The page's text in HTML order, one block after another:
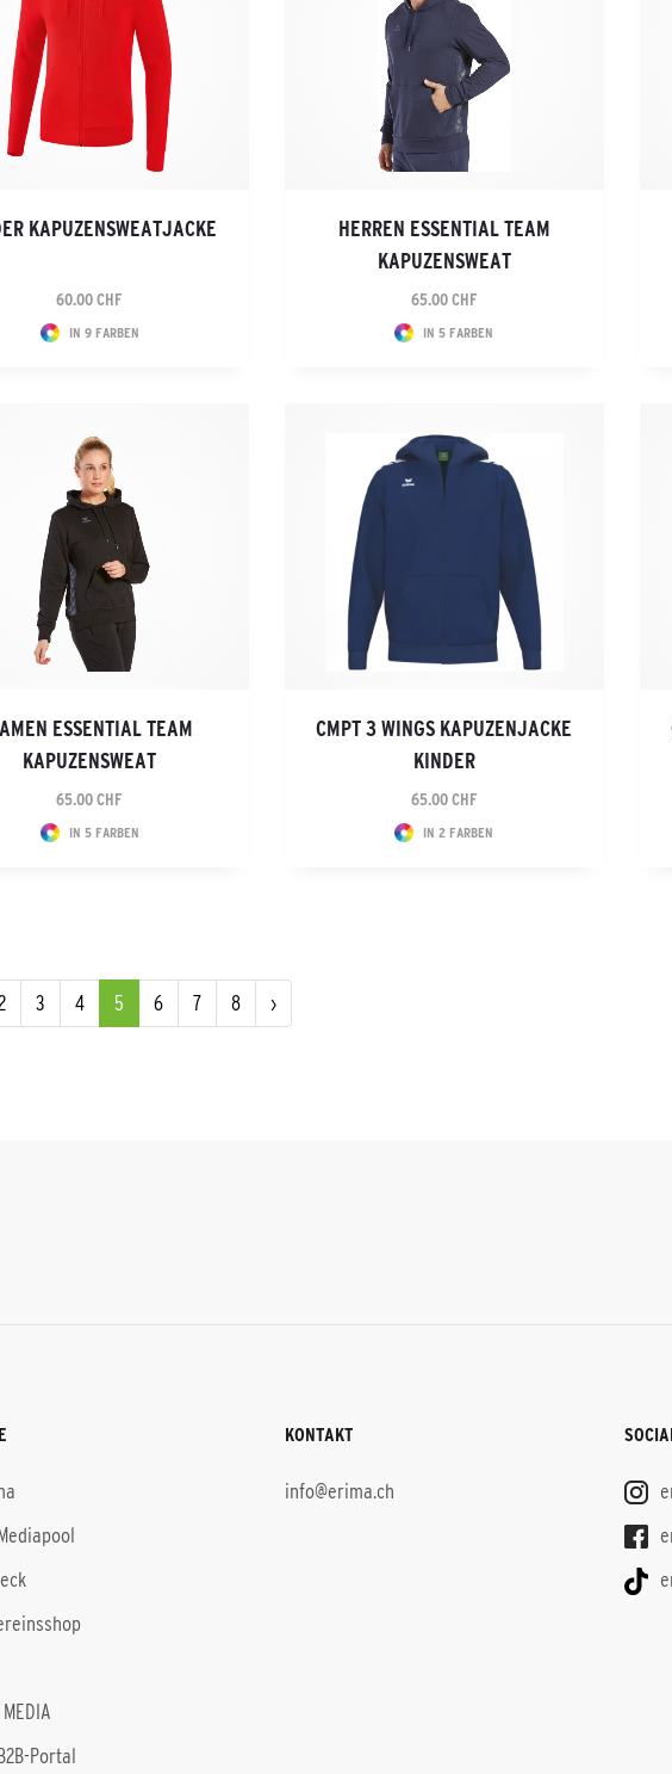
KAPUZENSWEATJACKE
60.00 CHF
IN 9 FARBEN
HERREN ESSENTIAL TEAM
KAPUZENSWEAT
65.00 CHF
IN 5 FARBEN
ESSENTIAL TEAM
KAPUZENSWEAT
65.00 CHF
IN 5 FARBEN
CMPT 3 WINGS KAPUZENJACKE
KINDER
65.00 CHF
IN 2 FARBEN
3 4 5 6 7 8 ›
Portal
KONTAKT
info@erima.ch